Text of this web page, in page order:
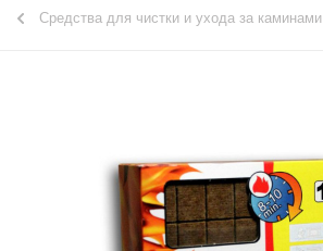
Средства для чистки и ухода за каминами